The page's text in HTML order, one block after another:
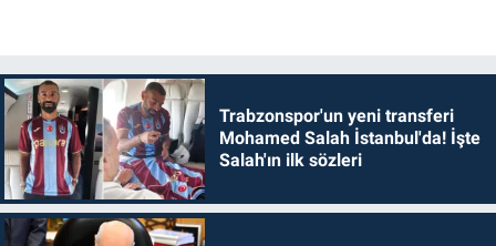
Trabzonspor'un yeni transferi
Mohamed Salah İstanbul'da! İşte
Salah'ın ilk sözleri